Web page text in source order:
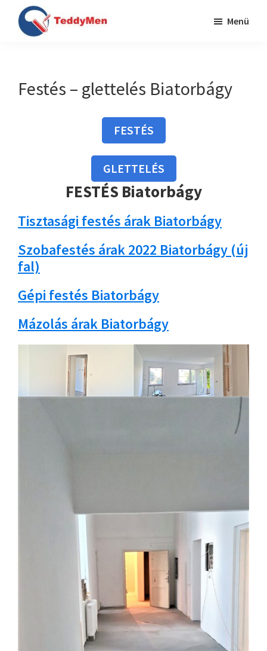
Ugrás
és
Pest
Menü
Festés – glettelés Biatorbágy
FESTÉS
GLETTELÉS
FESTÉS Biatorbágy
Tisztasági festés árak Biatorbágy
Szobafestés árak 2022 Biatorbágy (új
fal)
Gépi festés Biatorbágy
Mázolás árak Biatorbágy